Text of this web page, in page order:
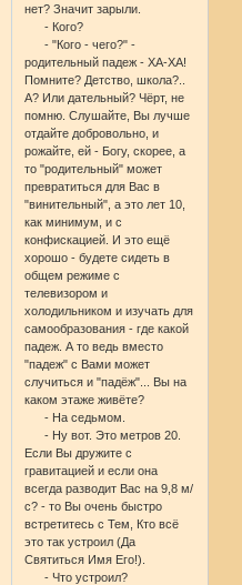
нет? Значит зарыли.
- Кого?
- "Кого - чего?" -
родительный падеж - ХА-ХА!
Помните? Детство, школа?..
А? Или дательный? Чёрт, не
помню. Слушайте, Вы лучше
отдайте добровольно, и
рожайте, ей - Богу, скорее, а
то "родительный" может
превратиться для Вас в
"винительный", а это лет 10,
как минимум, и с
конфискацией. И это ещё
хорошо - будете сидеть в
общем режиме с
телевизором и
холодильником и изучать для
самообразования - где какой
падеж. А то ведь вместо
"падеж" с Вами может
случиться и "падёж"... Вы на
каком этаже живёте?
- На седьмом.
- Ну вот. Это метров 20.
Если Вы дружите с
гравитацией и если она
всегда разводит Вас на 9,8 м/
с? - то Вы очень быстро
встретитесь с Тем, Кто всё
это так устроил (Да
Святиться Имя Его!).
- Что устроил?